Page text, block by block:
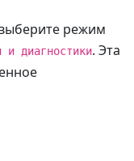
режим
и диагностики. Эта